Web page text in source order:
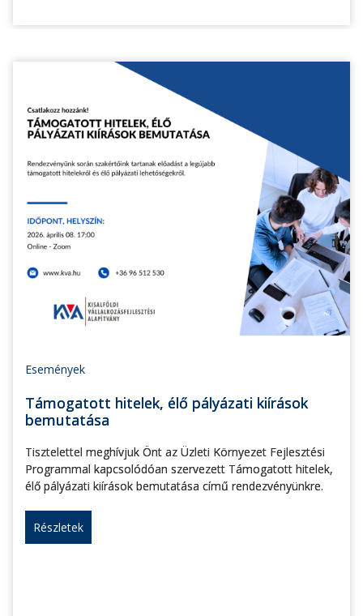
Események
Támogatott hitelek, élő pályázati kiírások
bemutatása
Tisztelettel meghívjuk Önt az Üzleti Környezet Fejlesztési
Programmal kapcsolódóan szervezett Támogatott hitelek,
élő pályázati kiírások bemutatása című rendezvényünkre.
Részletek